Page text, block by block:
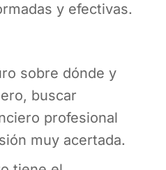
y efectivas.
sobre dónde y
buscar
profesional
muy acertada.